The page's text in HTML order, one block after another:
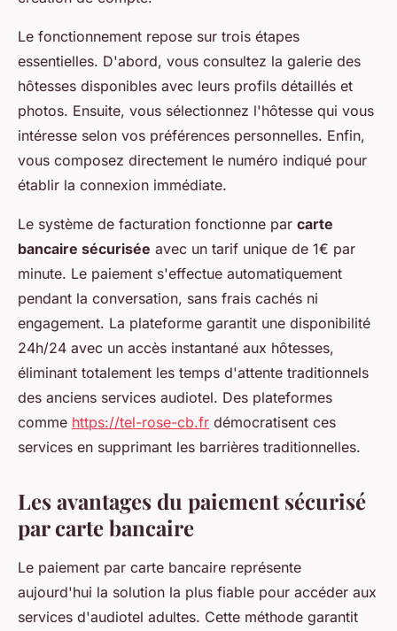
Le fonctionnement repose sur trois étapes
essentielles. D'abord, vous consultez la galerie des
hôtesses disponibles avec leurs profils détaillés et
photos. Ensuite, vous sélectionnez l'hôtesse qui vous
intéresse selon vos préférences personnelles. Enfin,
vous composez directement le numéro indiqué pour
établir la connexion immédiate.
Le système de facturation fonctionne par carte
bancaire sécurisée avec un tarif unique de 1€ par
minute. Le paiement s'effectue automatiquement
pendant la conversation, sans frais cachés ni
engagement. La plateforme garantit une disponibilité
24h/24 avec un accès instantané aux hôtesses,
éliminant totalement les temps d'attente traditionnels
des anciens services audiotel. Des plateformes
comme https://tel-rose-cb.fr démocratisent ces
services en supprimant les barrières traditionnelles.
Les avantages du paiement sécurisé
par carte bancaire
Le paiement par carte bancaire représente
aujourd'hui la solution la plus fiable pour accéder aux
services d'audiotel adultes. Cette méthode garantit